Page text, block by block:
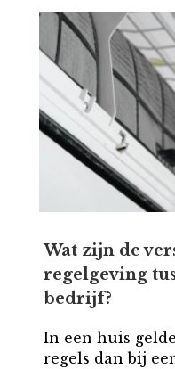
Wat zijn de
regelgeving
bedrijf?
In een huis
regels dan bij